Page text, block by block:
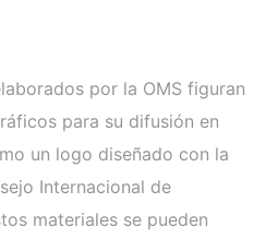
por la OMS figuran
para su difusión en
un logo diseñado con la
Internacional de
materiales se pueden